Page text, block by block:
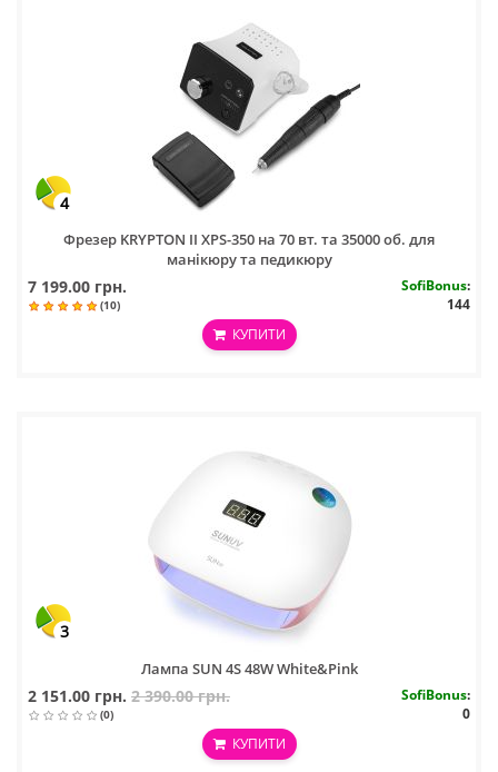
4
Фрезер KRYPTON II XPS-350 на 70 вт. та 35000 об. для
манікюру та педикюру
7 199.00 грн.
(10)
SofiBonus:
144
КУПИТИ
3
Лампа SUN 4S 48W White&Pink
2 151.00 грн. 2 390.00 грн.
(0)
SofiBonus:
0
КУПИТИ